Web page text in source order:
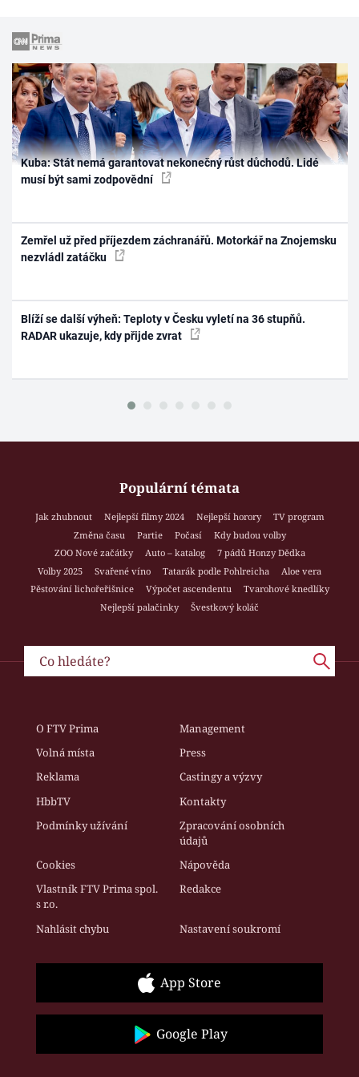
Kuba: Stát nemá garantovat nekonečný růst důchodů. Lidé
musí být sami zodpovědní
Zemřel už před příjezdem záchranářů. Motorkář na Znojemsku
nezvládl zatáčku
Blíží se další výheň: Teploty v Česku vyletí na 36 stupňů.
RADAR ukazuje, kdy přijde zvrat
Populární témata
Jak zhubnout Nejlepší filmy 2024 Nejlepší horory
TV program
Změna času
Partie Počasí
Kdy budou volby
ZOO Nové začátky
Auto – katalog
7 pádů Honzy Dědka
Volby 2025
Svařené víno Tatarák podle Pohlreicha
Aloe vera
Pěstování lichořeřišnice
Výpočet ascendentu
Tvarohové knedlíky
Nejlepší palačinky
Švestkový koláč
O FTV Prima
Management
Volná místa
Press
Reklama
Castingy a výzvy
HbbTV
Kontakty
Podmínky užívání
Zpracování osobních
údajů
Cookies
Nápověda
Vlastník FTV Prima spol.
s r.o.
Redakce
Nahlásit chybu Nastavení soukromí
App Store
Google Play